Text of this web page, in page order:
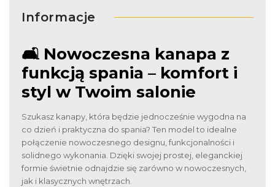
Informacje
🛋️ Nowoczesna kanapa z
funkcją spania – komfort i
styl w Twoim salonie
Szukasz kanapy, która będzie jednocześnie wygodna na
co dzień i praktyczna do spania? Ten model to idealne
połączenie nowoczesnego designu, funkcjonalności i
solidnego wykonania. Dzięki swojej prostej, eleganckiej
formie świetnie odnajdzie się zarówno w nowoczesnych,
jak i klasycznych wnętrzach.